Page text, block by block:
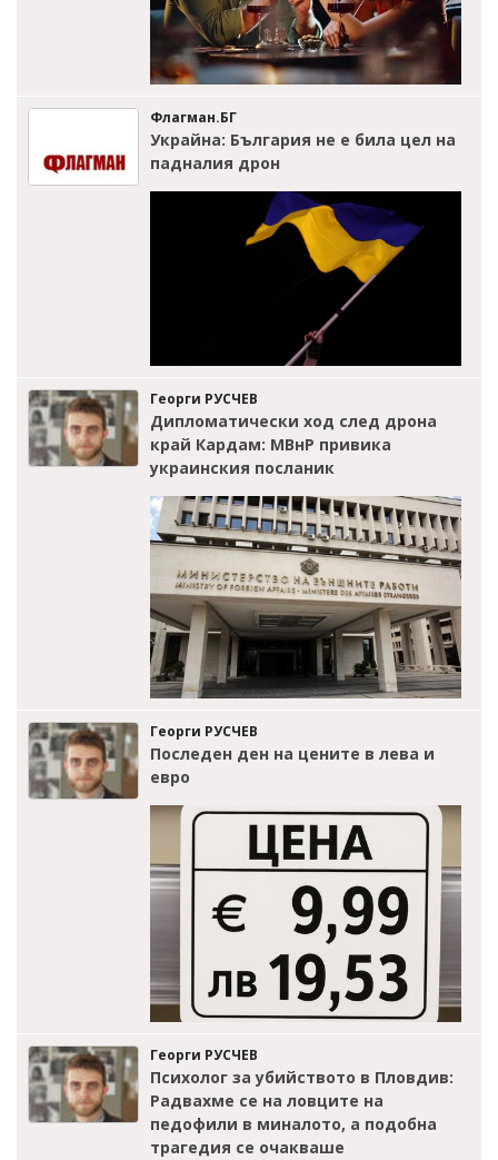
Флагман.БГ
Украйна: България не е била цел на
падналия дрон
Георги РУСЧЕВ
Дипломатически ход след дрона
край Кардам: МВнР привика
украинския посланик
Георги РУСЧЕВ
Последен ден на цените в лева и
евро
Георги РУСЧЕВ
Психолог за убийството в Пловдив:
Радвахме се на ловците на
педофили в миналото, а подобна
трагедия се очакваше